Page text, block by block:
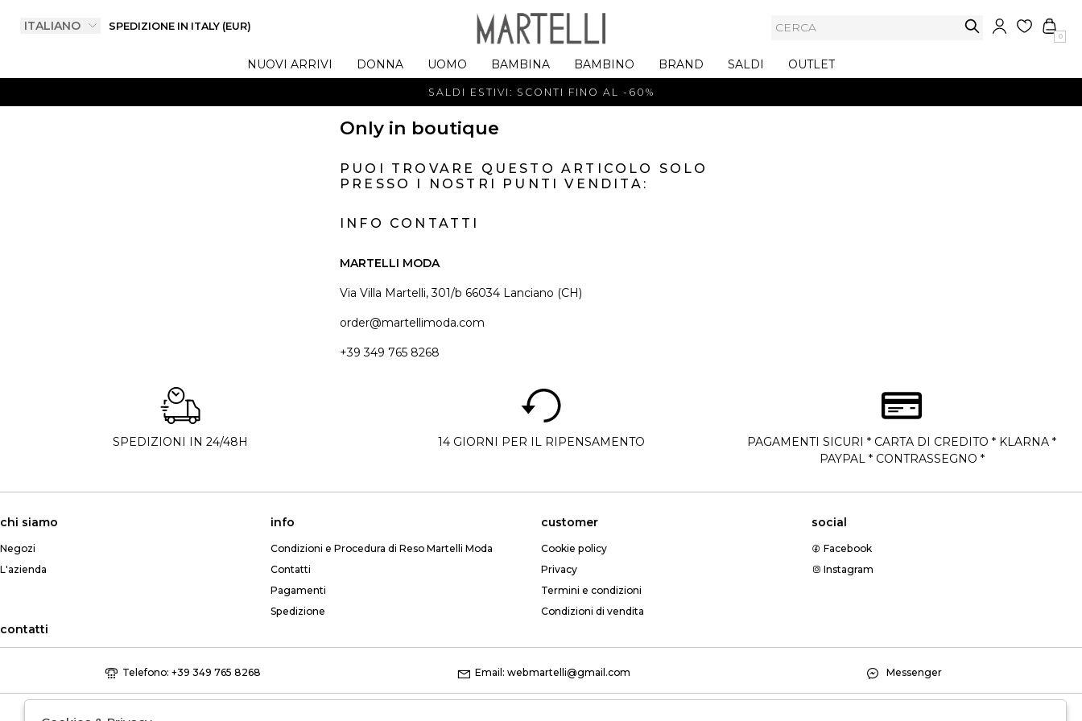
SPEDIZIONE IN ITALY (EUR)
0
NUOVI ARRIVI DONNA UOMO BAMBINA BAMBINO BRAND SALDI OUTLET
SALDI ESTIVI: SCONTI FINO AL -60%
Only in boutique
PUOI TROVARE QUESTO ARTICOLO SOLO
PRESSO I NOSTRI PUNTI VENDITA:
INFO CONTATTI
MARTELLI MODA
Via Villa Martelli, 301/b 66034 Lanciano (CH)
order@martellimoda.com
+39 349 765 8268
SPEDIZIONI IN 24/48H 14 GIORNI PER IL RIPENSAMENTO
PAGAMENTI SICURI * CARTA DI CREDITO * KLARNA *
PAYPAL * CONTRASSEGNO *
chi siamo
Negozi
L'azienda
info
Condizioni e Procedura di Reso Martelli Moda
Contatti
Pagamenti
Spedizione
customer
Cookie policy
Privacy
Termini e condizioni
Condizioni di vendita
social
Facebook
Instagram
contatti
Telefono: +39 349 765 8268 Email: webmartelli@gmail.com Messenger